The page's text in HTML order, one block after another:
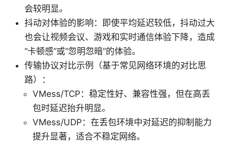
会较明显。
抖动对体验的影响：即使平均延迟较低，抖动过大
也会让视频会议、游戏和实时通信体验下降，造成
“卡顿感”或“忽明忽暗”的体验。
传输协议对比示例（基于常见网络环境的对比思
路）：
VMess/TCP：稳定性好、兼容性强，但在高丢
包时延迟抬升明显。
VMess/UDP：在丢包环境中对延迟的抑制能力
提升显著，适合不稳定网络。